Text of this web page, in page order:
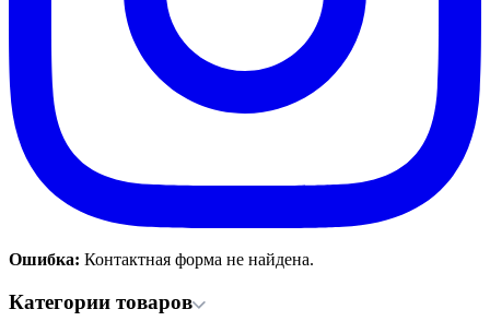
Ошибка: Контактная форма не найдена.
Категории товаров